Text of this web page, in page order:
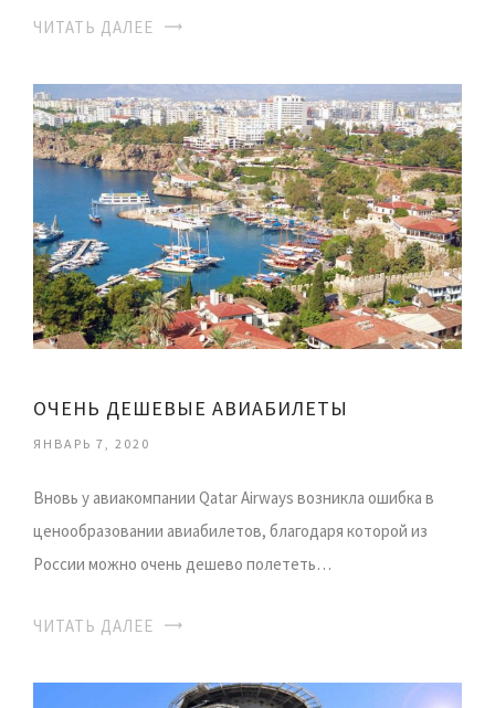
ЧИТАТЬ ДАЛЕЕ
ОЧЕНЬ ДЕШЕВЫЕ АВИАБИЛЕТЫ
ЯНВАРЬ 7, 2020
Вновь у авиакомпании Qatar Airways возникла ошибка в
ценообразовании авиабилетов, благодаря которой из
России можно очень дешево полететь…
ЧИТАТЬ ДАЛЕЕ